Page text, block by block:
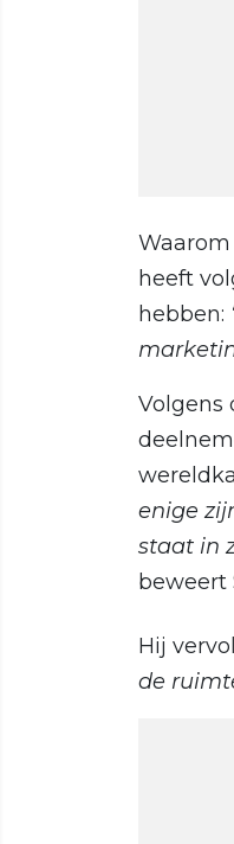
heeft
hebben:
Volgens
enige
staat in
beweert
Hij
de